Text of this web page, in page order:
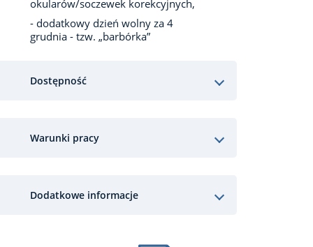
okularów/soczewek korekcyjnych,
- dodatkowy dzień wolny za 4
grudnia - tzw. „barbórka”
Dostępność
Warunki pracy
Dodatkowe informacje